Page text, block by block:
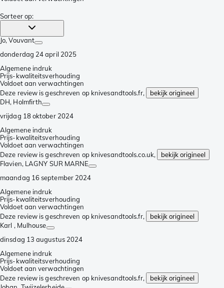
Sorteer op:
Jo, Vouvant
donderdag 24 april 2025
Algemene indruk
Prijs-kwaliteitsverhouding
Voldoet aan verwachtingen
Deze review is geschreven op knivesandtools.fr,
bekijk origineel
DH, Holmfirth
vrijdag 18 oktober 2024
Algemene indruk
Prijs-kwaliteitsverhouding
Voldoet aan verwachtingen
Deze review is geschreven op knivesandtools.co.uk,
bekijk origineel
Flavien, LAGNY SUR MARNE
maandag 16 september 2024
Algemene indruk
Prijs-kwaliteitsverhouding
Voldoet aan verwachtingen
Deze review is geschreven op knivesandtools.fr,
bekijk origineel
Karl , Mulhouse
dinsdag 13 augustus 2024
Algemene indruk
Prijs-kwaliteitsverhouding
Voldoet aan verwachtingen
Deze review is geschreven op knivesandtools.fr,
bekijk origineel